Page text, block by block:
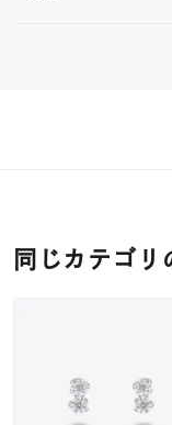
同じカテゴリ